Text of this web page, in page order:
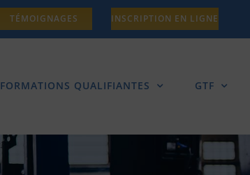
TÉMOIGNAGES INSCRIPTION EN LIGNE
FORMATIONS QUALIFIANTES GTF